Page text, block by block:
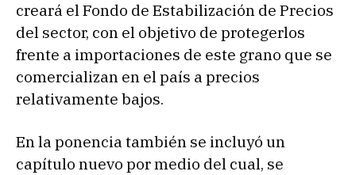
creará el Fondo de Estabilización de Precios
del sector, con el objetivo de protegerlos
frente a importaciones de este grano que se
comercializan en el país a precios
relativamente bajos.
En la ponencia también se incluyó un
capítulo nuevo por medio del cual, se